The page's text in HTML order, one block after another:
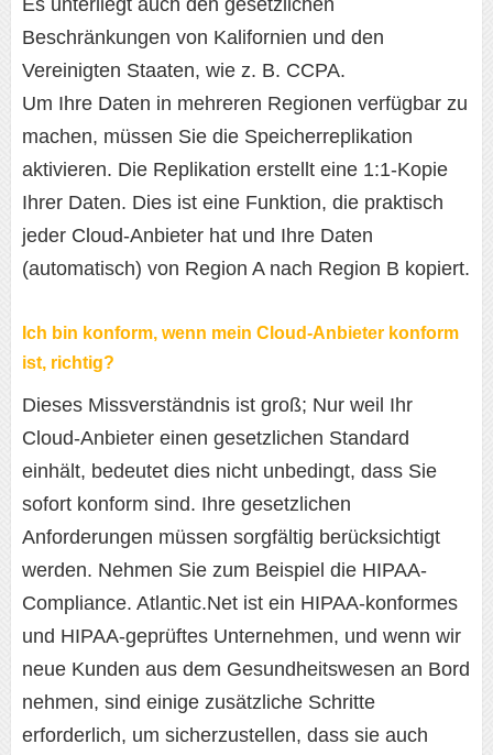
Es unterliegt auch den gesetzlichen
Beschränkungen von Kalifornien und den
Vereinigten Staaten, wie z. B. CCPA.
Um Ihre Daten in mehreren Regionen verfügbar zu
machen, müssen Sie die Speicherreplikation
aktivieren. Die Replikation erstellt eine 1:1-Kopie
Ihrer Daten. Dies ist eine Funktion, die praktisch
jeder Cloud-Anbieter hat und Ihre Daten
(automatisch) von Region A nach Region B kopiert.
Ich bin konform, wenn mein Cloud-Anbieter konform
ist, richtig?
Dieses Missverständnis ist groß; Nur weil Ihr
Cloud-Anbieter einen gesetzlichen Standard
einhält, bedeutet dies nicht unbedingt, dass Sie
sofort konform sind. Ihre gesetzlichen
Anforderungen müssen sorgfältig berücksichtigt
werden. Nehmen Sie zum Beispiel die HIPAA-
Compliance. Atlantic.Net ist ein HIPAA-konformes
und HIPAA-geprüftes Unternehmen, und wenn wir
neue Kunden aus dem Gesundheitswesen an Bord
nehmen, sind einige zusätzliche Schritte
erforderlich, um sicherzustellen, dass sie auch